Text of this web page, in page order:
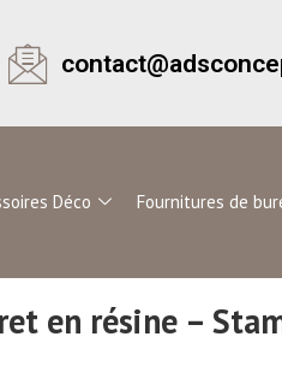
Déco Fournitures de
en résine –